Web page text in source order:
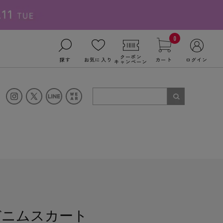
探す お気に入り クーポン
キャンペーン
0
カート ログイン
ムスカート